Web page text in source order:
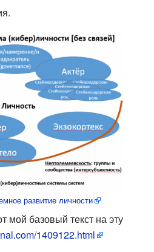
развитие личности
мой базовый текст на эту
1409122.html